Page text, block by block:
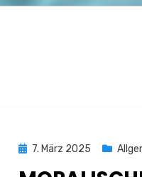
Posted
7. März 2025